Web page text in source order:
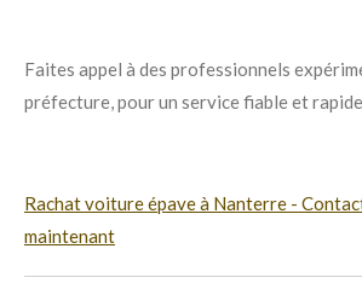
Faites appel à des professionnels
préfecture, pour un service fiable et
Rachat voiture épave à Nanterre -
maintenant